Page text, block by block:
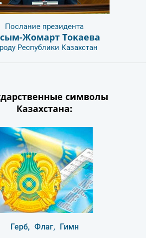
Послание президента
Жомарт Токаева
Республики Казахстан
символы
Казахстана:
Герб, Флаг, Гимн